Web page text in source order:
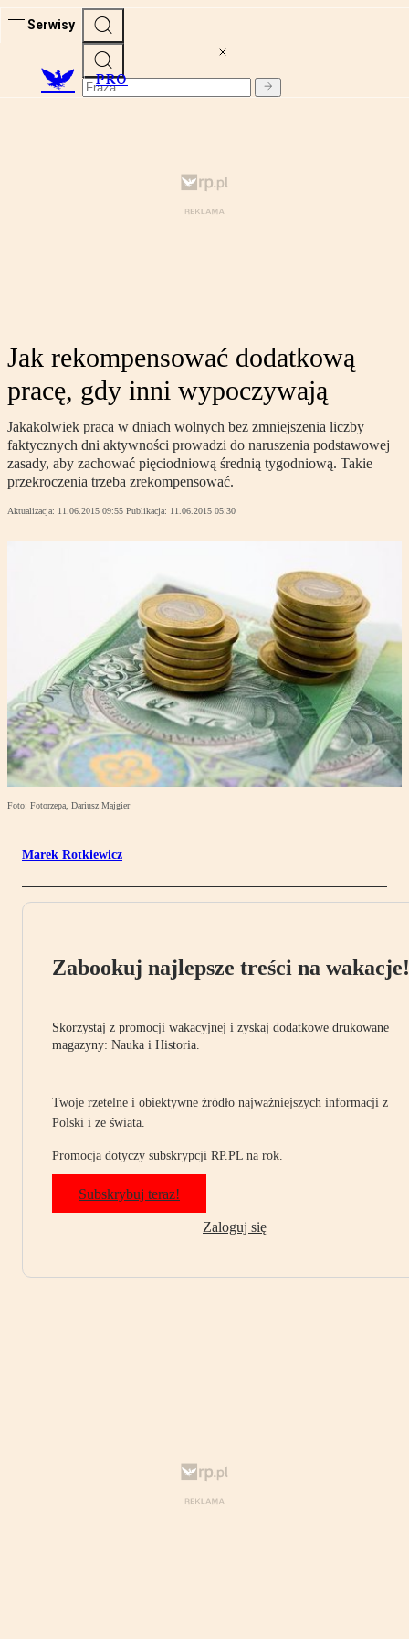
Serwisy
PRO
Jak rekompensować dodatkową
pracę, gdy inni wypoczywają
Jakakolwiek praca w dniach wolnych bez zmniejszenia liczby
faktycznych dni aktywności prowadzi do naruszenia podstawowej
zasady, aby zachować pięciodniową średnią tygodniową. Takie
przekroczenia trzeba zrekompensować.
Aktualizacja: 11.06.2015 09:55 Publikacja: 11.06.2015 05:30
Foto: Fotorzepa, Dariusz Majgier
Marek Rotkiewicz
Zabookuj najlepsze treści na wakacje!
Skorzystaj z promocji wakacyjnej i zyskaj dodatkowe drukowane
magazyny: Nauka i Historia.
Twoje rzetelne i obiektywne źródło najważniejszych informacji z
Polski i ze świata.
Promocja dotyczy subskrypcji RP.PL na rok.
Subskrybuj teraz!
Zaloguj się